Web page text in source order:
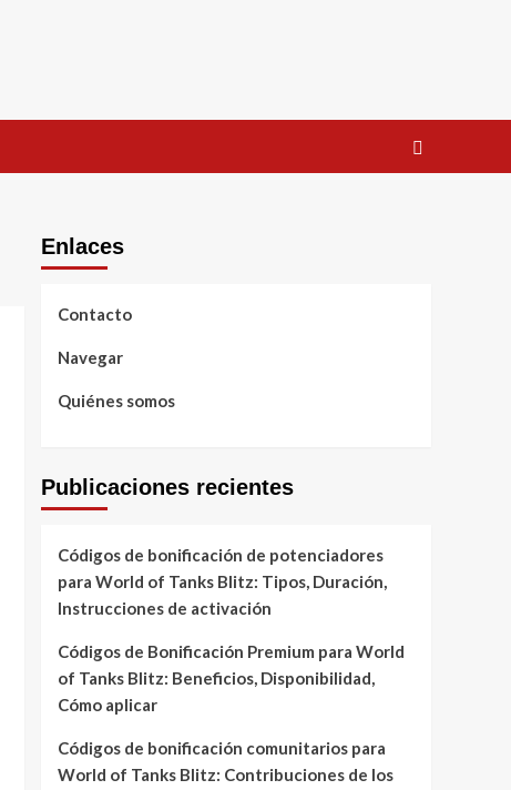
Enlaces
Contacto
Navegar
Quiénes somos
Publicaciones recientes
Códigos de bonificación de potenciadores
para World of Tanks Blitz: Tipos, Duración,
Instrucciones de activación
Códigos de Bonificación Premium para World
of Tanks Blitz: Beneficios, Disponibilidad,
Cómo aplicar
Códigos de bonificación comunitarios para
World of Tanks Blitz: Contribuciones de los